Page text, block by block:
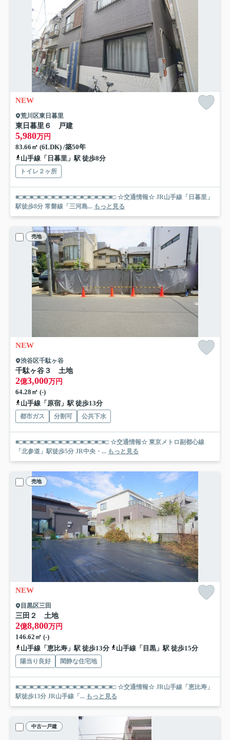
NEW
荒川区東日暮里
東日暮里６ 戸建
5,980万円
83.66㎡ (6LDK) /築50年
山手線「日暮里」駅 徒歩8分
トイレ２ヶ所
■□■□■□■□■□■□■□■□■□■□■□■□■□■□ ☆交通情報☆ JR山手線「日暮里」
駅徒歩8分 常磐線「三河島... もっと見る
売地
NEW
渋谷区千駄ヶ谷
千駄ヶ谷３ 土地
2億3,000万円
64.28㎡ (-)
山手線「原宿」駅 徒歩13分
都市ガス 分割可 公共下水
■□■□■□■□■□■□■□■□■□■□■□■□■□ ☆交通情報☆ 東京メトロ副都心線
「北参道」駅徒歩5分 JR中央・... もっと見る
売地
NEW
目黒区三田
三田２ 土地
2億8,800万円
146.62㎡ (-)
山手線「恵比寿」駅 徒歩13分
山手線「目黒」駅 徒歩15分
陽当り良好 閑静な住宅地
■□■□■□■□■□■□■□■□■□■□■□■□■□■□ ☆交通情報☆ JR山手線「恵比寿」
駅徒歩13分 JR山手線「... もっと見る
中古一戸建